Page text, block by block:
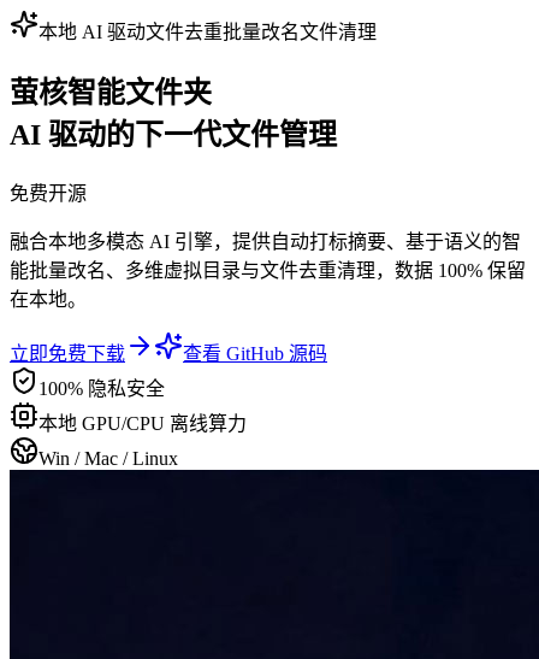
本地 AI 驱动文件去重批量改名文件清理
萤核智能文件夹
AI 驱动的下一代文件管理
免费开源
融合本地多模态 AI 引擎，提供自动打标摘要、基于语义的智
能批量改名、多维虚拟目录与文件去重清理，数据 100% 保留
在本地。
立即免费下载
查看 GitHub 源码
100% 隐私安全
本地 GPU/CPU 离线算力
Win / Mac / Linux